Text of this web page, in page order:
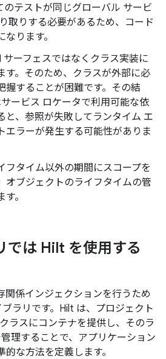
のテストが同じグローバル サービ
取りする必要があるため、コード
ります。
サーフェスではなくクラス実装に
す。そのため、クラスが外部に必
握することが困難です。その結
サービス ロケータで利用可能な依
と、参照が失敗してランタイム エ
エラーが発生する可能性がありま
フタイム以外の期間にスコープを
オブジェクトのライフタイムの管
。
は Hilt を使用する
関係インジェクションを行うため
ラリです。Hilt は、プロジェクト
ラスにコンテナを提供し、そのラ
理することで、アプリケーション
な方法を定義します。